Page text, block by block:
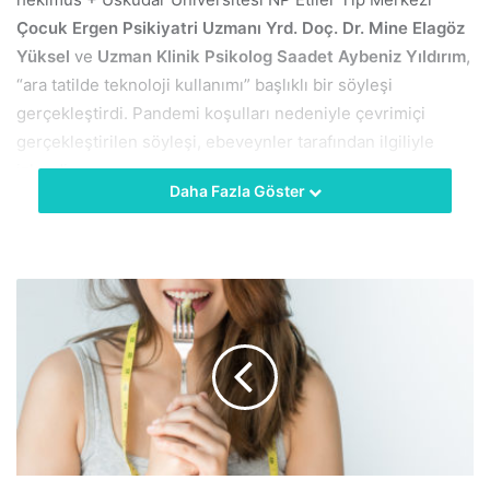
Çocuk Ergen Psikiyatri Uzmanı Yrd. Doç. Dr. Mine Elagöz
Yüksel ve Uzman Klinik Psikolog Saadet Aybeniz Yıldırım,
“ara tatilde teknoloji kullanımı” başlıklı bir söyleşi
gerçekleştirdi. Pandemi koşulları nedeniyle çevrimiçi
gerçekleştirilen söyleşi, ebeveynler tarafından ilgiliyle
izlendi.
Sınır koymak istediğinizde tepki gösteriyorsa dikkat!
Daha Fazla Göster